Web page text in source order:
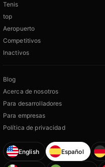
Tenis
top
Aeropuerto
Competitivos
Inactivos
Blog
Acerca de nosotros
Para desarrolladores
Para empresas
Política de privacidad
English Español